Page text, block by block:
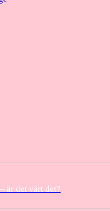
är det värt det?